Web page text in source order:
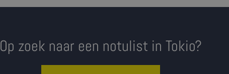
Op zoek naar een notulist in Tokio?